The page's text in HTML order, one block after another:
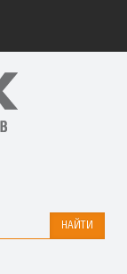
НАЙТИ